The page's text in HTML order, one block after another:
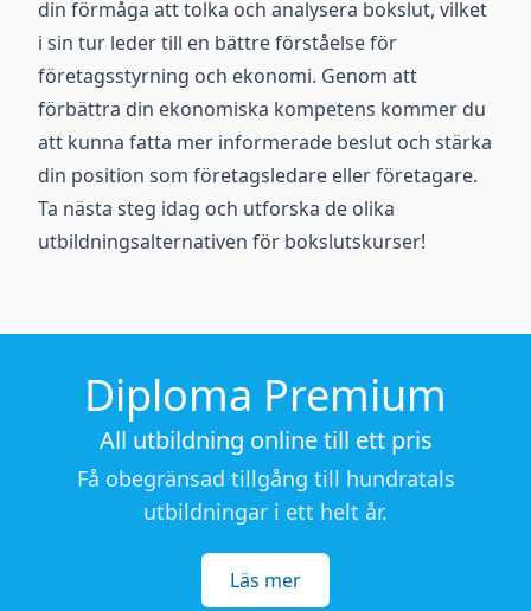
din förmåga att tolka och analysera bokslut, vilket
i sin tur leder till en bättre förståelse för
företagsstyrning och ekonomi. Genom att
förbättra din ekonomiska kompetens kommer du
att kunna fatta mer informerade beslut och stärka
din position som företagsledare eller företagare.
Ta nästa steg idag och utforska de olika
utbildningsalternativen för bokslutskurser!
Diploma Premium
All utbildning online till ett pris
Få obegränsad tillgång till hundratals
utbildningar i ett helt år.
Läs mer